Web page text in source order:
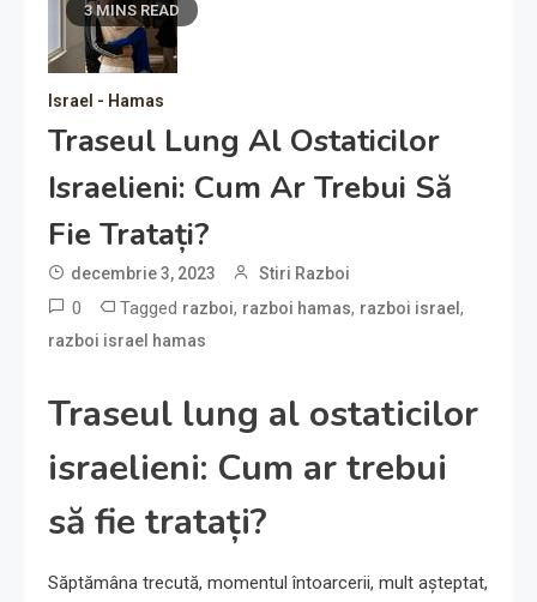
3 MINS READ
Israel - Hamas
Traseul Lung Al Ostaticilor
Israelieni: Cum Ar Trebui Să
Fie Tratați?
decembrie 3, 2023 Stiri Razboi
0 Tagged razboi, razboi hamas, razboi israel ,
razboi israel hamas
Traseul lung al ostaticilor
israelieni: Cum ar trebui
să fie tratați?
Săptămâna trecută, momentul întoarcerii, mult așteptat,